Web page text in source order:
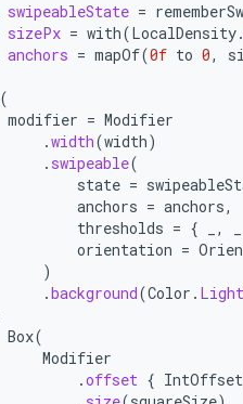
swipeableState =
sizePx = with(LocalDensity.
anchors = mapOf(0f to 0,
(
modifier = Modifier
.width(width)
. swipeable(
state =
anchors = anchors,
thresholds = { ,
orientation =
)
.background(Color .
Box(
Modifier
.offset { IntOffset